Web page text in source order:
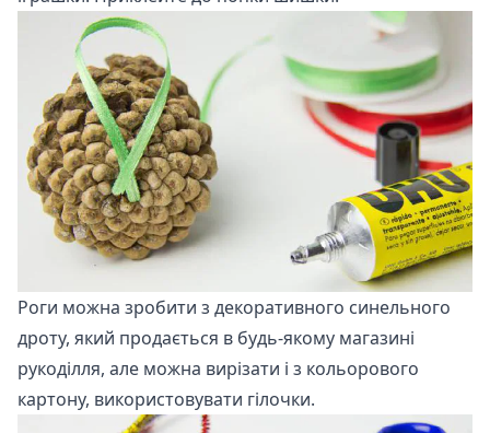
Роги можна зробити з декоративного синельного
дроту, який продається в будь-якому магазині
рукоділля, але можна вирізати і з кольорового
картону, використовувати гілочки.